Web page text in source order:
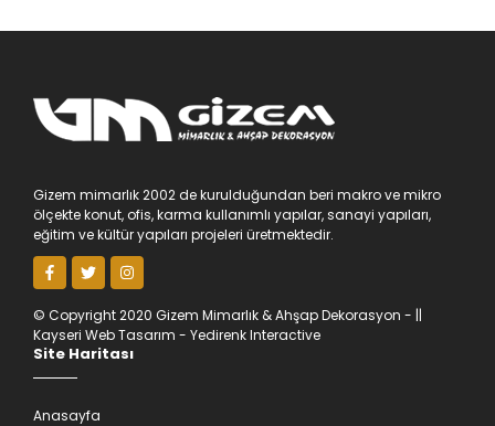
Gizem mimarlık 2002 de kurulduğundan beri makro ve mikro
ölçekte konut, ofis, karma kullanımlı yapılar, sanayi yapıları,
eğitim ve kültür yapıları projeleri üretmektedir.
© Copyright 2020 Gizem Mimarlık & Ahşap Dekorasyon - ||
Kayseri Web Tasarım - Yedirenk Interactive
Site Haritası
Anasayfa